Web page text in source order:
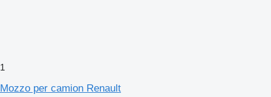
1
Mozzo per camion Renault